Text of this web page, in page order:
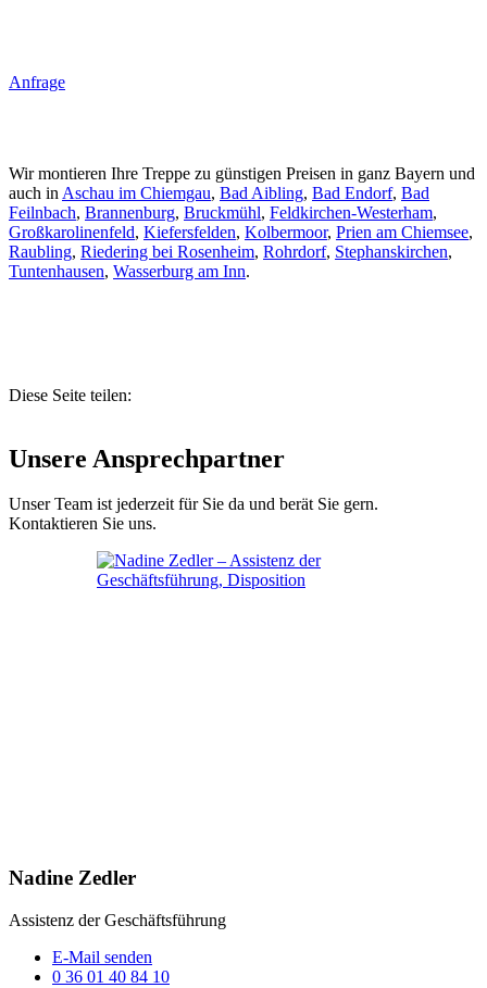
Anfrage
Wir montieren Ihre Treppe zu günstigen Preisen in ganz Bayern und
auch in Aschau im Chiemgau, Bad Aibling, Bad Endorf, Bad
Feilnbach, Brannenburg, Bruckmühl, Feldkirchen-Westerham,
Großkarolinenfeld, Kiefersfelden, Kolbermoor, Prien am Chiemsee,
Raubling, Riedering bei Rosenheim, Rohrdorf, Stephanskirchen,
Tuntenhausen, Wasserburg am Inn.
Diese Seite teilen:
Unsere Ansprechpartner
Unser Team ist jederzeit für Sie da und berät Sie gern.
Kontaktieren Sie uns.
Nadine Zedler
Assistenz der Geschäftsführung
E-Mail senden
0 36 01 40 84 10